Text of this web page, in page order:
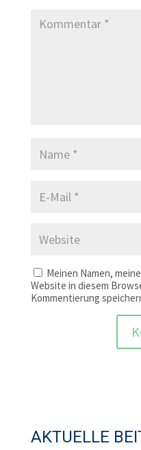
Meinen Namen,
Website in diesem
Kommentierung
AKTUELLE